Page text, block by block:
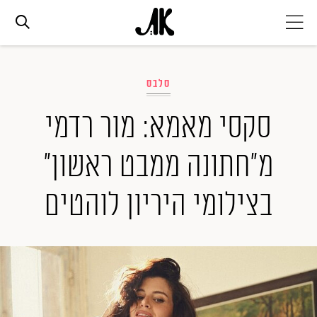
אופנה
ביוטי
סלבס
ערוצים נוספים
המגזין
סלבס
סקסי מאמא: מור רדמי
מ"חתונה ממבט ראשון"
בצילומי היריון לוהטים